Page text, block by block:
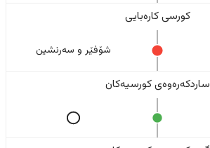
کورسی کارەبایی
شۆفێر و سەرنشین
ساردکەرەوەی کورسیەکان